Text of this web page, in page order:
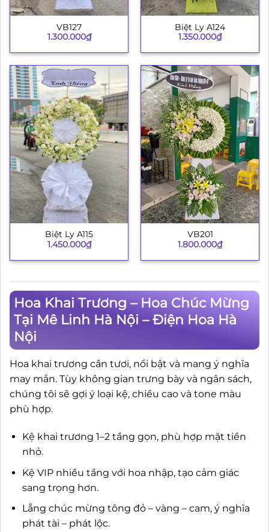
VB127
1.300.000₫
Biệt Ly A124
1.350.000₫
Biệt Ly A115
1.450.000₫
VB201
1.800.000₫
Hoa Khai Trương – Hoa Chúc Mừng
Tại Mê Linh Hà Nội – Điện Hoa Hà
Nội
Hoa khai trương cần tươi, nổi bật và mang ý nghĩa
may mắn. Tùy không gian trưng bày và ngân sách,
chúng tôi sẽ gợi ý loại kệ, chiều cao và tone màu
phù hợp.
Kệ khai trương 1–2 tầng gọn, phù hợp mặt tiền
nhỏ.
Kệ VIP nhiều tầng với hoa nhập, tạo cảm giác
sang trọng hơn.
Lẵng chúc mừng tông đỏ – vàng – cam, ý nghĩa
phát tài – phát lộc.